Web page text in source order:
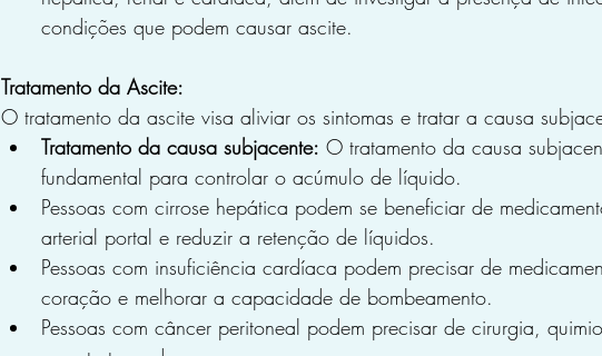
condições que podem causar ascite.
Tratamento da Ascite:
O tratamento da ascite visa aliviar os sintomas e tratar a causa
Tratamento da causa subjacente: O tratamento da causa
fundamental para controlar o acúmulo de líquido.
Pessoas com cirrose hepática podem se beneficiar de
arterial portal e reduzir a retenção de líquidos.
Pessoas com insuficiência cardíaca podem precisar de
coração e melhorar a capacidade de bombeamento.
Pessoas com câncer peritoneal podem precisar de cirurgia,